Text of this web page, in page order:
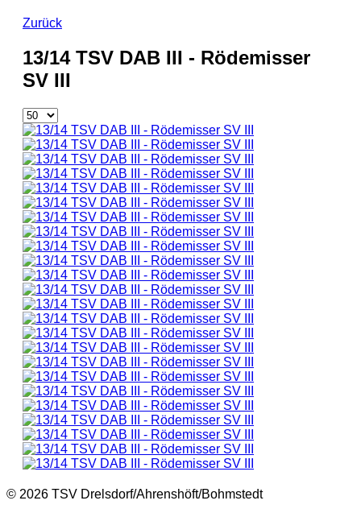
Zurück
13/14 TSV DAB III - Rödemisser
SV III
© 2026 TSV Drelsdorf/Ahrenshöft/Bohmstedt